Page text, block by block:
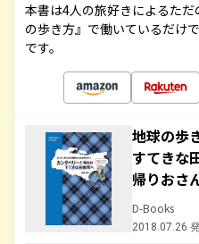
本書は4人の旅好きによるた
の歩き方』で働いているだけ
です。
地球の歩
すてきな
帰りおさ
D-Books
2018.07.26